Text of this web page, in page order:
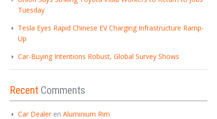
Tuesday
Tesla Eyes Rapid Chinese EV Charging Infrastructure Ramp-
Up
Car-Buying Intentions Robust, Global Survey Shows
Recent Comments
Car Dealeren Aluminium Rim